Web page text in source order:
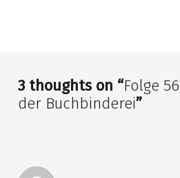
3 thoughts on “Folge
der Buchbinderei”